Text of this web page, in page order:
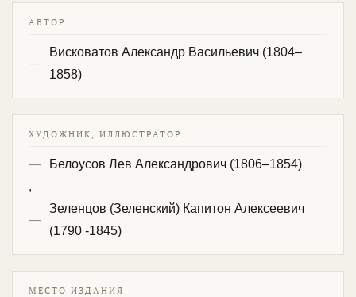
АВТОР
Висковатов Александр Васильевич (1804–
1858)
ХУДОЖНИК, ИЛЛЮСТРАТОР
Белоусов Лев Александрович (1806–1854)
,
Зеленцов (Зеленский) Капитон Алексеевич
(1790 -1845)
МЕСТО ИЗДАНИЯ